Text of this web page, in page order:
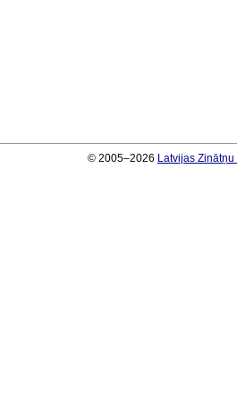
© 2005–2026 Latvijas